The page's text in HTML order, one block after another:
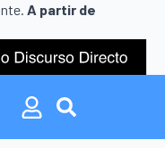
A partir de
Search
Search